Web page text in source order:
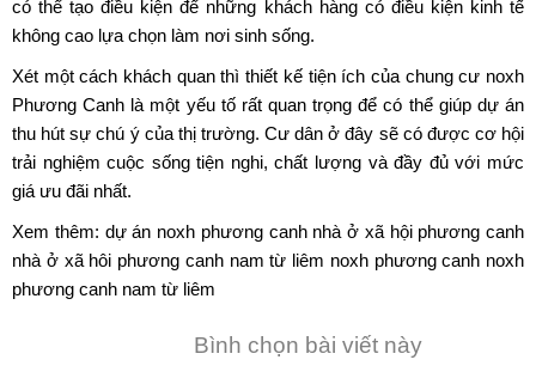
có thể tạo điều kiện để những khách hàng có điều kiện kinh tế
không cao lựa chọn làm nơi sinh sống.
Xét một cách khách quan thì thiết kế tiện ích của chung cư noxh
Phương Canh là một yếu tố rất quan trọng để có thể giúp dự án
thu hút sự chú ý của thị trường. Cư dân ở đây sẽ có được cơ hội
trải nghiệm cuộc sống tiện nghi, chất lượng và đầy đủ với mức
giá ưu đãi nhất.
Xem thêm: dự án noxh phương canh nhà ở xã hội phương canh
nhà ở xã hôi phương canh nam từ liêm noxh phương canh noxh
phương canh nam từ liêm
Bình chọn bài viết này